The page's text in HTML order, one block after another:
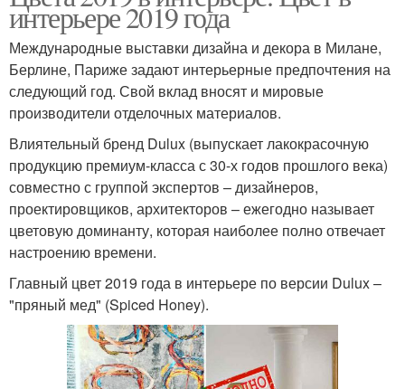
интерьере 2019 года
Международные выставки дизайна и декора в Милане,
Берлине, Париже задают интерьерные предпочтения на
следующий год. Свой вклад вносят и мировые
производители отделочных материалов.
Влиятельный бренд Dulux (выпускает лакокрасочную
продукцию премиум-класса с 30-х годов прошлого века)
совместно с группой экспертов – дизайнеров,
проектировщиков, архитекторов – ежегодно называет
цветовую доминанту, которая наиболее полно отвечает
настроению времени.
Главный цвет 2019 года в интерьере по версии Dulux –
"пряный мед" (Spiced Honey).